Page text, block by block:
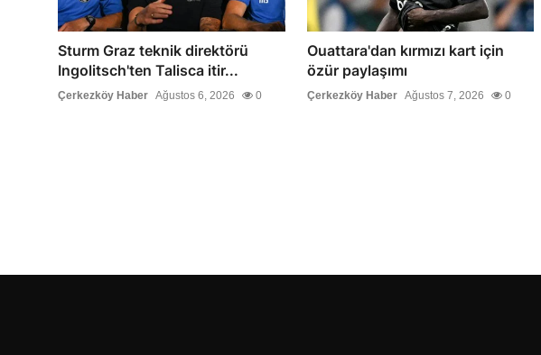
Sturm Graz teknik direktörü
Ingolitsch'ten Talisca itir...
Çerkezköy Haber Ağustos 6, 2026 0
Ouattara'dan kırmızı kart için
özür paylaşımı
Çerkezköy Haber Ağustos 7, 2026 0